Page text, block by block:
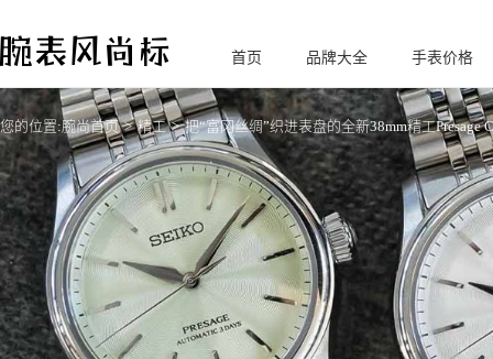
腕
表风尚标
首页 品牌大全 手表价格
您的位置:腕尚首页 精工 把“富冈丝绸”织进表盘的全新38mm精工Presage